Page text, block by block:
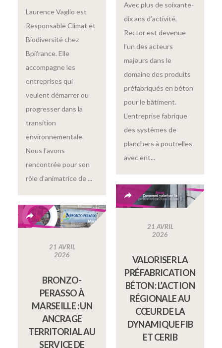
Avec plus de soixante-
dix ans d’activité,
Rector est devenue
l’un des acteurs
majeurs dans le
domaine des produits
préfabriqués en béton
pour le bâtiment.
L’entreprise fabrique
des systèmes de
planchers à poutrelles
avec ent...
Laurence Vaglio est
Responsable Climat et
Biodiversité chez
Bpifrance. Elle
accompagne les
entreprises qui
veulent démarrer ou
progresser dans la
transition
environnementale.
Nous l’avons
rencontrée pour son
rôle d’animatrice de ...
21 AVRIL
2026
VALORISER LA
PRÉFABRICATION
BÉTON : L’ACTION
RÉGIONALE AU
CŒUR DE LA
DYNAMIQUE FIB
ET CERIB
21 AVRIL
2026
BRONZO-
PERASSO À
MARSEILLE : UN
ANCRAGE
TERRITORIAL AU
SERVICE DE